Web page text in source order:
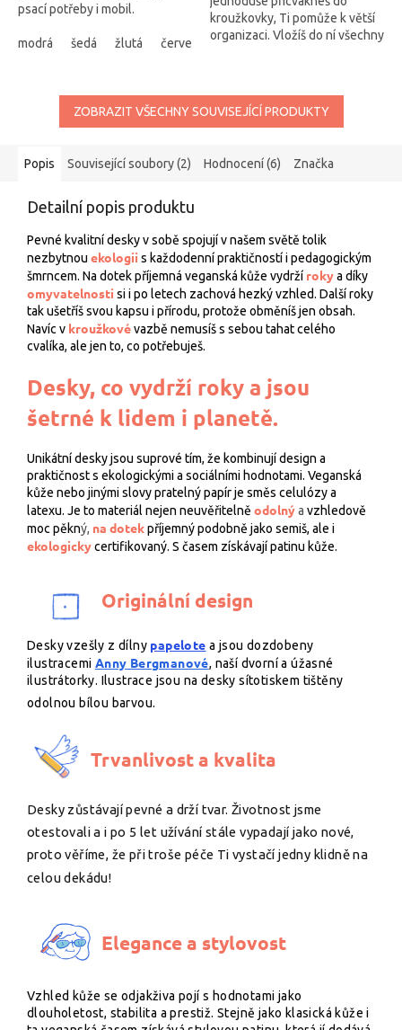
psací potřeby i mobil.
modrá šedá žlutá červená vínová zelená tmavě
kroužkovky, Ti pomůže k větší
organizaci. Vložíš do ní všechny
ZOBRAZIT VŠECHNY SOUVISEJÍCÍ PRODUKTY
Popis Související soubory (2) Hodnocení (6) Značka
Detailní popis produktu
Pevné kvalitní desky v sobě spojují v našem světě tolik
nezbytnou ekologii s každodenní praktičností i pedagogickým
šmrncem. Na dotek příjemná veganská kůže vydrží rokya díky
omyvatelnosti si i po letech zachová hezký vzhled. Další roky
tak ušetříš svou kapsu i přírodu, protože obměníš jen obsah.
Navíc v kroužkovévazbě nemusíš s sebou tahat celého
cvalíka, ale jen to, co potřebuješ.
Desky, co vydrží roky a jsou
šetrné k lidem i planetě.
Unikátní desky jsou suprové tím, že kombinují design a
praktičnost s ekologickými a sociálními hodnotami. Veganská
kůže nebo jinými slovy pratelný papír je směs celulózy a
latexu. Je to materiál nejen neuvěřitelně odolnýa vzhledově
moc pěkný, na dotekpříjemný podobně jako semiš, ale i
ekologickycertifikovaný. S časem získávají patinu kůže.
Originální design
Desky vzešly z dílny papelote a jsou dozdobeny
ilustracemi Anny Bergmanové, naší dvorní a úžasné
ilustrátorky. Ilustrace jsou na desky sítotiskem tištěny
odolnou bílou barvou.
Trvanlivost a kvalita
Desky zůstávají pevné a drží tvar. Životnost jsme
otestovali a i po 5 let užívání stále vypadají jako nové,
proto věříme, že při troše péče Ti vystačí jedny klidně na
celou dekádu!
Elegance a stylovost
Vzhled kůže se odjakživa pojí s hodnotami jako
dlouholetost, stabilita a prestiž. Stejně jako klasická kůže i